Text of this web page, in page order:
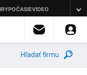
Hľadať firmu